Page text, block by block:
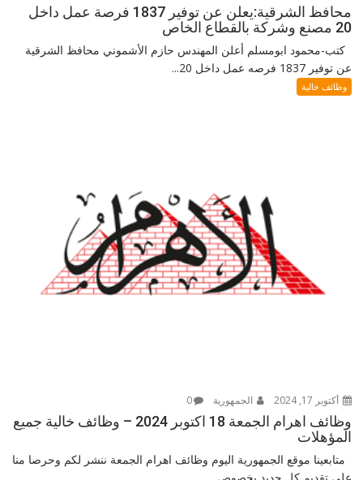
محافظ الشرقية:يعلن عن توفير 1837 فرصة عمل داخل
20 مصنع وشركة بالقطاع الخاص
كتب-محمود ابومسلم أعلن المهندس حازم الأشموني محافظ الشرقية
عن توفير 1837 فرصه عمل داخل 20...
وظائف خالية
أكتوبر 17, 2024 الجمهورية 0
وظائف اهرام الجمعة 18 اكتوبر 2024 – وظائف خالية جميع
المؤهلات
متابعينا موقع الجمهورية اليوم وظائف اهرام الجمعة ننشر لكم وحرصا منا